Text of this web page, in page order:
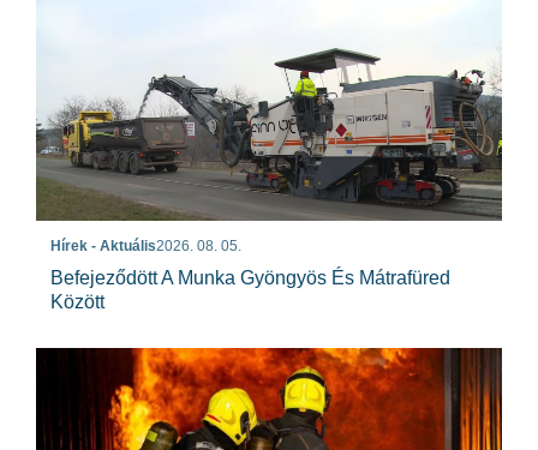
Hírek - Aktuális2026. 08. 05.
Befejeződött A Munka Gyöngyös És Mátrafüred
Között